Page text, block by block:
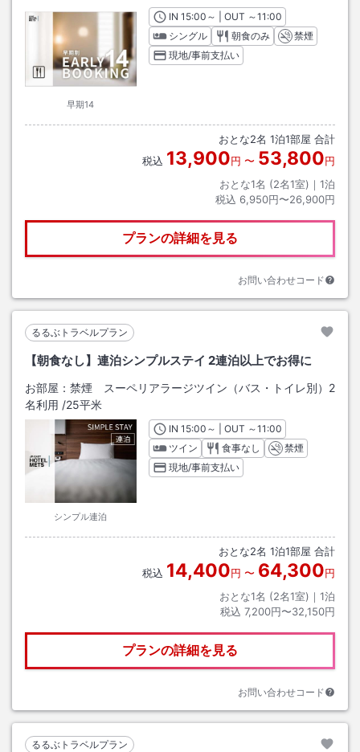
早期14
INチェックイン
15:00 ～ | OUT チェックアウト
～11:00
シングル
朝食のみ
禁煙
現地/事前支払い
おとな2名 1泊1部屋 合計
税込 13,900円 〜 53,800円
おとな1名 (2名1室)｜ 1泊
税込 6,950円〜26,900円
プランの詳細を見る
お問い合わせコード
るるぶトラベルプラン
【朝食なし】連泊シンプルステイ 2連泊以上でお得に
お部屋： 禁煙 スーペリアラージツイン（バス・トイレ別）2
名利用 /25平米
シンプル連泊
INチェックイン
15:00 ～ | OUT チェックアウト
～11:00
ツイン
食事なし
禁煙
現地/事前支払い
おとな2名 1泊1部屋 合計
税込 14,400円 〜 64,300円
おとな1名 (2名1室)｜ 1泊
税込 7,200円〜32,150円
プランの詳細を見る
お問い合わせコード
るるぶトラベルプラン